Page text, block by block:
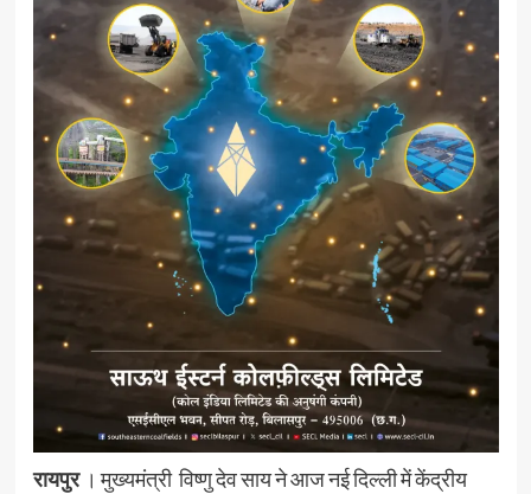
रायपुर। मुख्यमंत्री विष्णु देव साय ने आज नई दिल्ली में केंद्रीय